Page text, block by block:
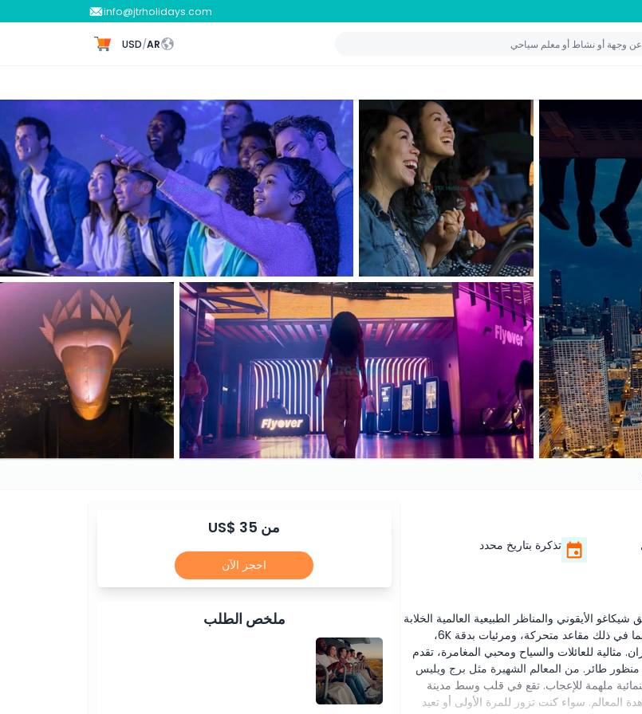
info@jtrholidays.com
AR
/
USD
تذكرة بتاريخ محدد
الأيقوني والمناظر الطبيعية العالمية الخلابة
كلها دون مغادرة المدينة. تستخدم هذه الجاذبية المتطورة تكنولوجيا متقدمة، بما في ذلك مقاعد متحركة، ومرئيات بدقة 6K،
مثالية للعائلات والسياح ومحبي المغامرة، تقدم
طائر. من المعالم الشهيرة مثل برج ويليس
ملهمة للإعجاب. تقع في قلب وسط مدينة
المعالم. سواء كنت تزور للمرة الأولى أو تعيد
من US$ 35
احجز الآن
ملخص الطلب